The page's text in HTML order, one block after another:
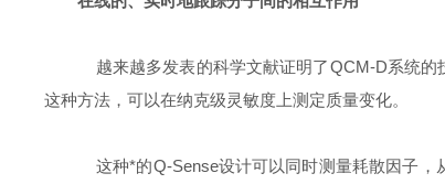
越来越多发表的科学文献证明了QCM-D系统的
这种方法，可以在纳克级灵敏度上测定质量变化。
这种*的Q-Sense设计可以同时测量耗散因子，